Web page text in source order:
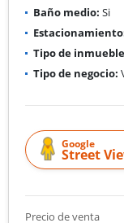
Baño medio: Si
Tipo de
Tipo de negocio:
Google
Street
Precio de venta